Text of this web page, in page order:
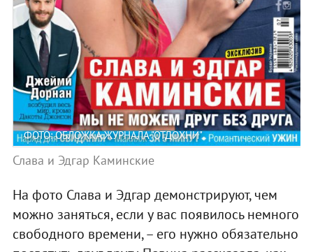
ФОТО: ОБЛОЖКА ЖУРНАЛА "ОТДОХНИ"
Слава и Эдгар Каминские
На фото Слава и Эдгар демонстрируют, чем
можно заняться, если у вас появилось немного
свободного времени, – его нужно обязательно